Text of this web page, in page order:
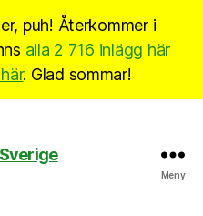
puh! Återkommer i
alla 2 716 inlägg här
. Glad sommar!
Meny